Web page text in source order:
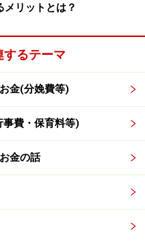
口座を開設するメ
なり、口座内での新たな
年中に口座開設をしてお
。実はジュニアNISA口座
降の口座の取り扱いにつ
ます。
た金融商品は継続管理勘
可能
メリットとは？
するテーマ
金(分娩費等)
費・保育料等)
金の話